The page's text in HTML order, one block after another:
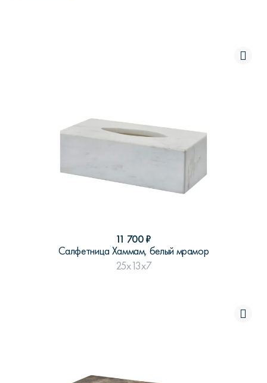
11 700₽
Салфетница Хаммам, белый мрамор
25x13x7